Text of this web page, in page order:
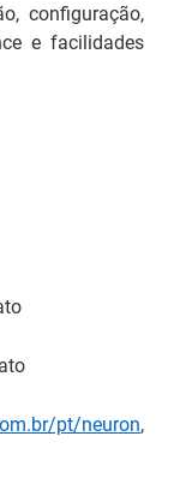
configuração,
e facilidades
pt/neuron,